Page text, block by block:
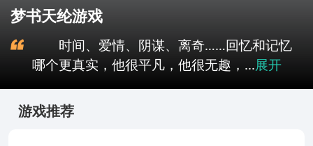
梦书天纶游戏
时间、爱情、阴谋、离奇……回忆和记忆
哪个更真实，他很平凡，他很无趣，...展开
游戏推荐